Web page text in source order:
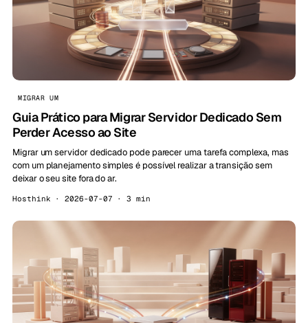
MIGRAR UM
Guia Prático para Migrar Servidor Dedicado Sem
Perder Acesso ao Site
Migrar um servidor dedicado pode parecer uma tarefa complexa, mas
com um planejamento simples é possível realizar a transição sem
deixar o seu site fora do ar.
Hosthink · 2026-07-07 · 3 min